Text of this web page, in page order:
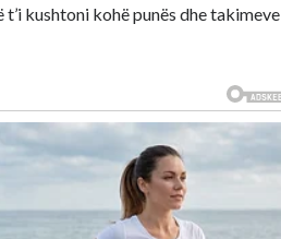
kushtoni kohë punës dhe takimeve